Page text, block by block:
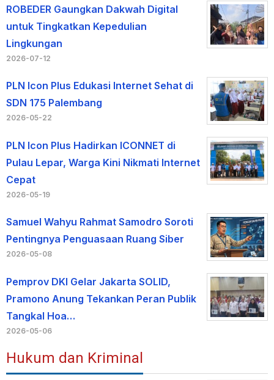
ROBEDER Gaungkan Dakwah Digital
untuk Tingkatkan Kepedulian
Lingkungan
2026-07-12
PLN Icon Plus Edukasi Internet Sehat di
SDN 175 Palembang
2026-05-22
PLN Icon Plus Hadirkan ICONNET di
Pulau Lepar, Warga Kini Nikmati Internet
Cepat
2026-05-19
Samuel Wahyu Rahmat Samodro Soroti
Pentingnya Penguasaan Ruang Siber
2026-05-08
Pemprov DKI Gelar Jakarta SOLID,
Pramono Anung Tekankan Peran Publik
Tangkal Hoa…
2026-05-06
Hukum dan Kriminal